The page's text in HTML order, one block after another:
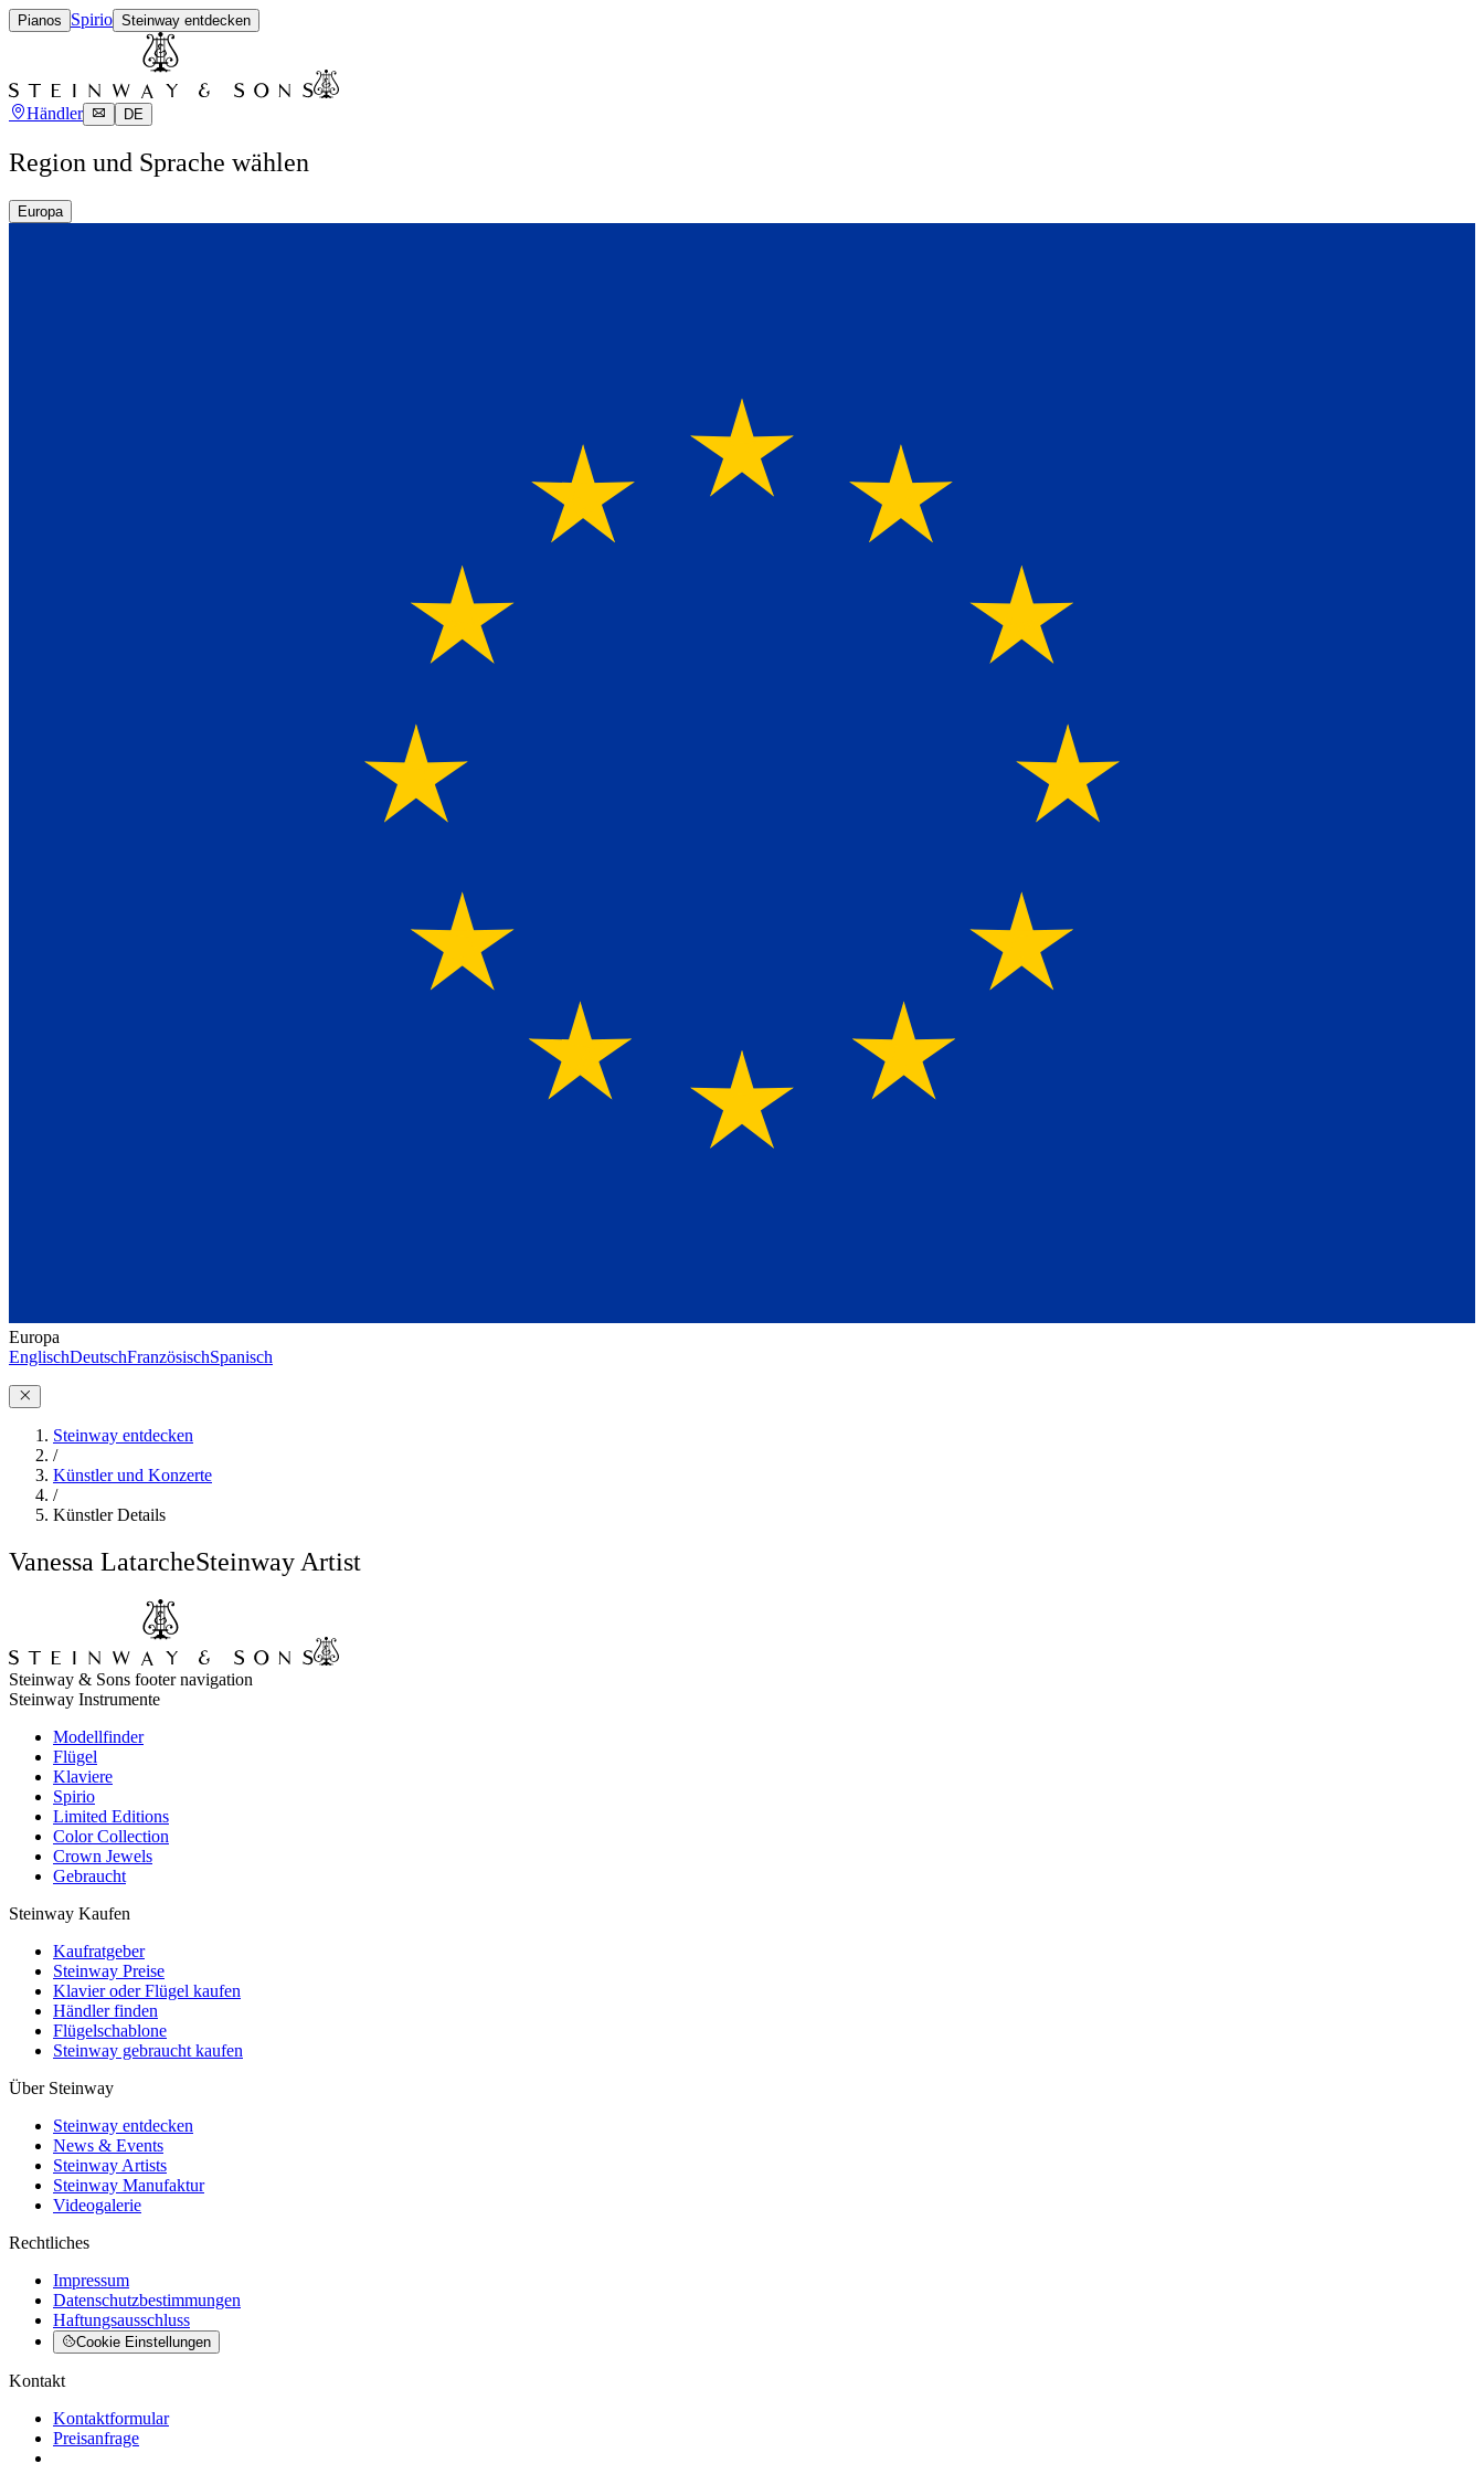
Pianos Spirio Steinway entdecken
Händler DE
Region und Sprache wählen
Europa
Europa
EnglischDeutschFranzösischSpanisch
Steinway entdecken
/
Künstler und Konzerte
/
Künstler Details
Vanessa LatarcheSteinway Artist
Steinway & Sons footer navigation
Steinway Instrumente
Modellfinder
Flügel
Klaviere
Spirio
Limited Editions
Color Collection
Crown Jewels
Gebraucht
Steinway Kaufen
Kaufratgeber
Steinway Preise
Klavier oder Flügel kaufen
Händler finden
Flügelschablone
Steinway gebraucht kaufen
Über Steinway
Steinway entdecken
News & Events
Steinway Artists
Steinway Manufaktur
Videogalerie
Rechtliches
Impressum
Datenschutzbestimmungen
Haftungsausschluss
Cookie Einstellungen
Kontakt
Kontaktformular
Preisanfrage